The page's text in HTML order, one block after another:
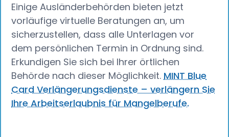
Einige Ausländerbehörden bieten jetzt
vorläufige virtuelle Beratungen an, um
sicherzustellen, dass alle Unterlagen vor
dem persönlichen Termin in Ordnung sind.
Erkundigen Sie sich bei Ihrer örtlichen
Behörde nach dieser Möglichkeit.MINT Blue
Card Verlängerungsdienste – verlängern Sie
Ihre Arbeitserlaubnis für Mangelberufe.